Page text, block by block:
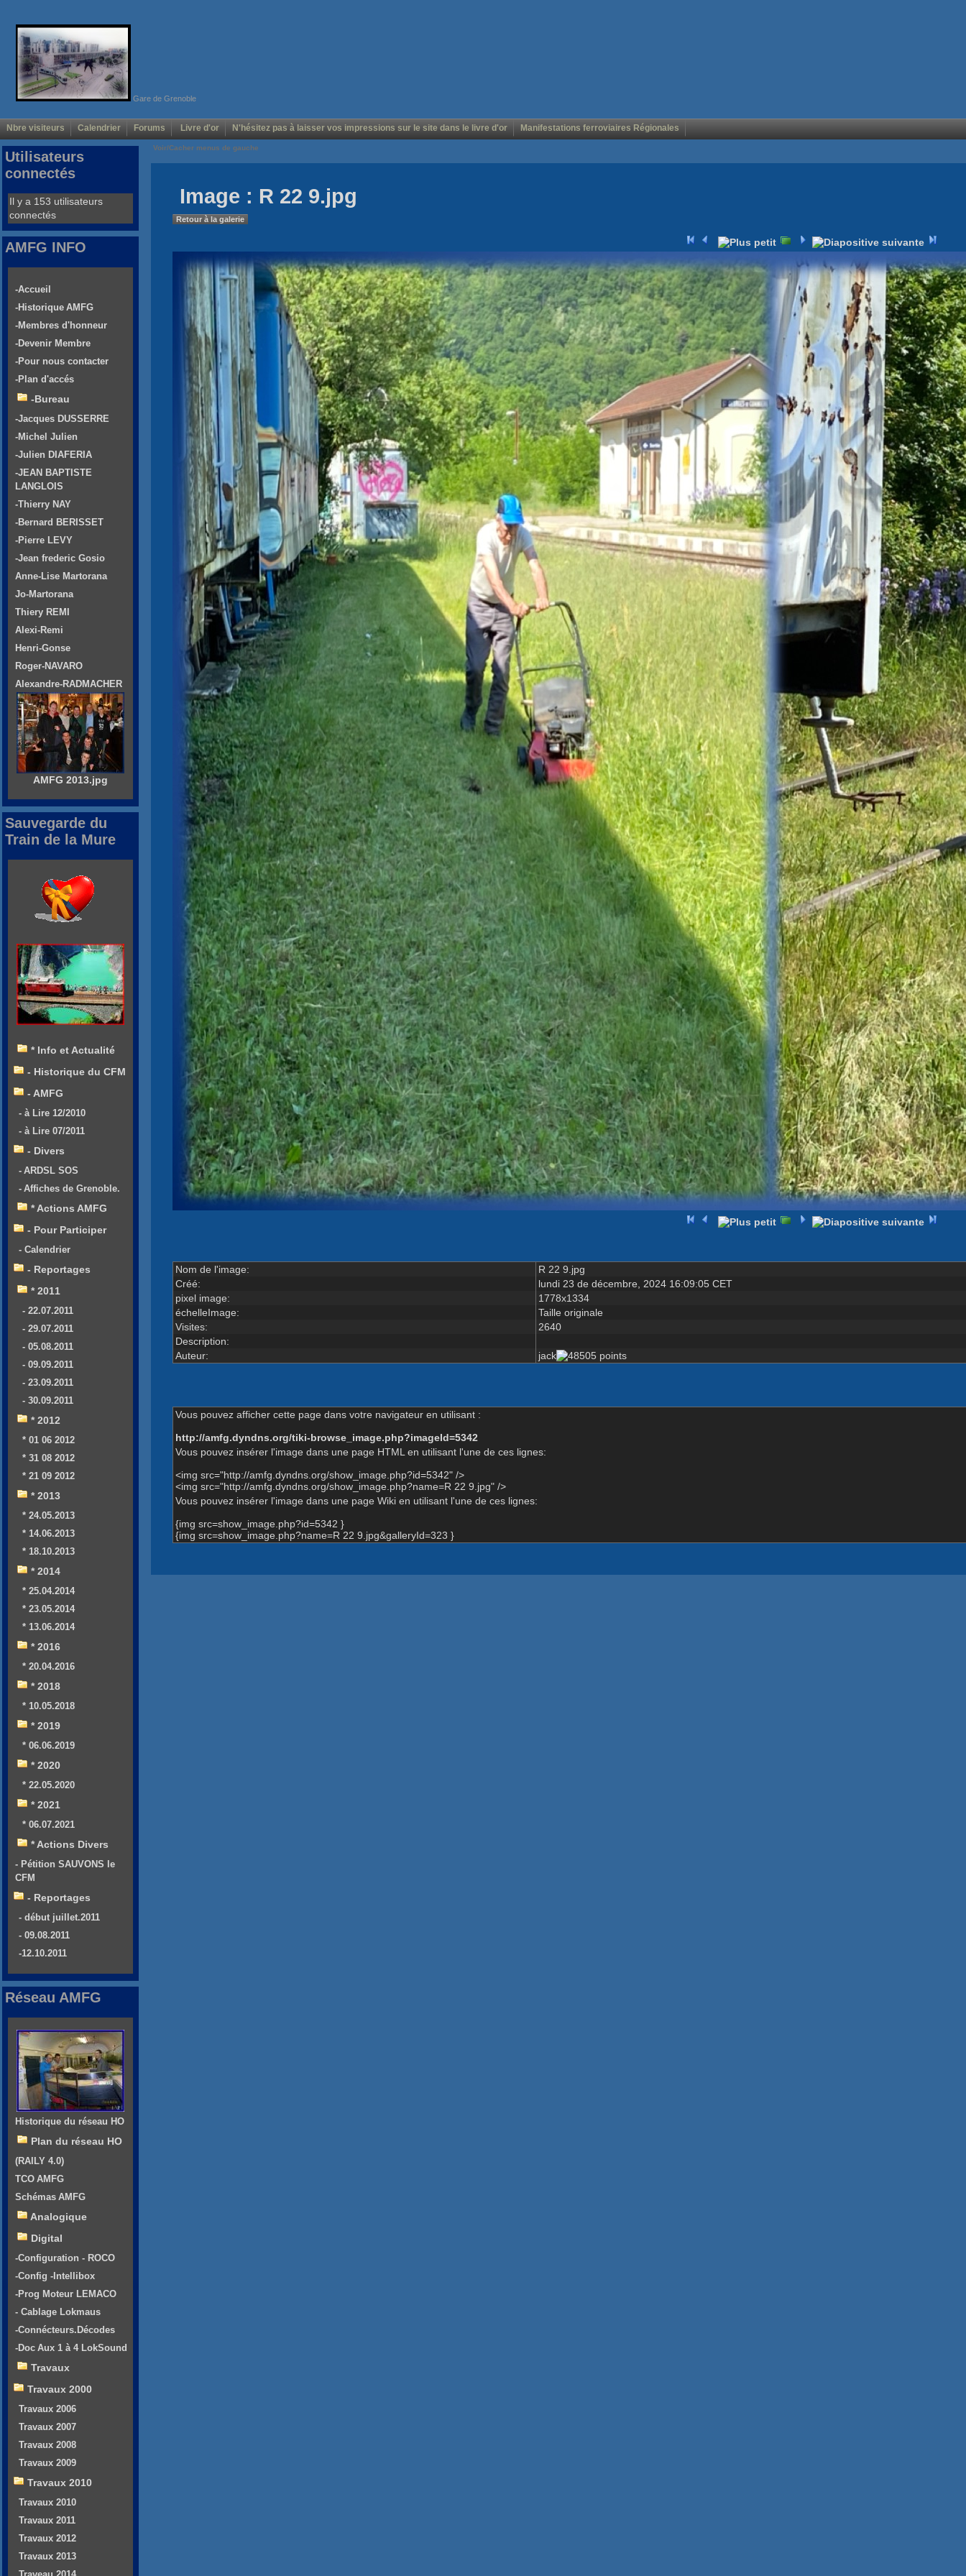
Gare de Grenoble
Nbre visiteurs Calendrier Forums Livre d'or N'hésitez pas à laisser vos impressions sur le site dans le livre d'or Manifestations ferroviaires Régionales
Voir/Cacher menus de gauche
Image : R 22 9.jpg
Retour à la galerie
Nom de l'image:
R 22 9.jpg
Créé:
lundi 23 de décembre, 2024 16:09:05 CET
pixel image:
1778x1334
échelleImage:
Taille originale
Visites:
2640
Description:
Auteur:
jack
Vous pouvez afficher cette page dans votre navigateur en utilisant :
http://amfg.dyndns.org/tiki-browse_image.php?imageId=5342
Vous pouvez insérer l'image dans une page HTML en utilisant l'une de ces lignes:
<img src="http://amfg.dyndns.org/show_image.php?id=5342" />
<img src="http://amfg.dyndns.org/show_image.php?name=R 22 9.jpg" />
Vous pouvez insérer l'image dans une page Wiki en utilisant l'une de ces lignes:
{img src=show_image.php?id=5342 }
{img src=show_image.php?name=R 22 9.jpg&galleryId=323 }
Utilisateurs
connectés
Il y a 153 utilisateurs
connectés
AMFG INFO
-Accueil
-Historique AMFG
-Membres d'honneur
-Devenir Membre
-Pour nous contacter
-Plan d'accés
-Bureau
-Jacques DUSSERRE
-Michel Julien
-Julien DIAFERIA
-JEAN BAPTISTE
LANGLOIS
-Thierry NAY
-Bernard BERISSET
-Pierre LEVY
-Jean frederic Gosio
Anne-Lise Martorana
Jo-Martorana
Thiery REMI
Alexi-Remi
Henri-Gonse
Roger-NAVARO
Alexandre-RADMACHER
AMFG 2013.jpg
Sauvegarde du
Train de la Mure
* Info et Actualité
- Historique du CFM
- AMFG
- à Lire 12/2010
- à Lire 07/2011
- Divers
- ARDSL SOS
- Affiches de Grenoble.
* Actions AMFG
- Pour Participer
- Calendrier
- Reportages
* 2011
- 22.07.2011
- 29.07.2011
- 05.08.2011
- 09.09.2011
- 23.09.2011
- 30.09.2011
* 2012
* 01 06 2012
* 31 08 2012
* 21 09 2012
* 2013
* 24.05.2013
* 14.06.2013
* 18.10.2013
* 2014
* 25.04.2014
* 23.05.2014
* 13.06.2014
* 2016
* 20.04.2016
* 2018
* 10.05.2018
* 2019
* 06.06.2019
* 2020
* 22.05.2020
* 2021
* 06.07.2021
* Actions Divers
- Pétition SAUVONS le
CFM
- Reportages
- début juillet.2011
- 09.08.2011
-12.10.2011
Réseau AMFG
Historique du réseau HO
Plan du réseau HO
(RAILY 4.0)
TCO AMFG
Schémas AMFG
Analogique
Digital
-Configuration - ROCO
-Config -Intellibox
-Prog Moteur LEMACO
- Cablage Lokmaus
-Connécteurs.Décodes
-Doc Aux 1 à 4 LokSound
Travaux
Travaux 2000
Travaux 2006
Travaux 2007
Travaux 2008
Travaux 2009
Travaux 2010
Travaux 2010
Travaux 2011
Travaux 2012
Travaux 2013